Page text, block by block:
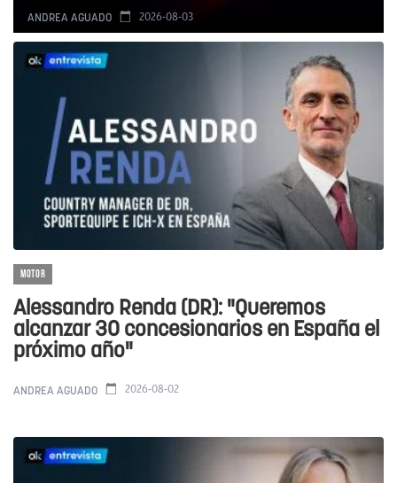
ANDREA AGUADO 2026-08-03
MOTOR
Alessandro Renda (DR): "Queremos
alcanzar 30 concesionarios en España el
próximo año"
ANDREA AGUADO 2026-08-02